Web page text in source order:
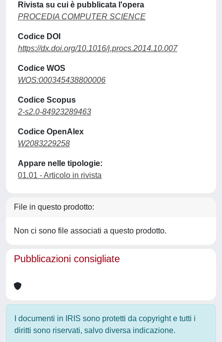
Rivista su cui è pubblicata l'opera
PROCEDIA COMPUTER SCIENCE
Codice DOI
https://dx.doi.org/10.1016/j.procs.2014.10.007
Codice WOS
WOS:000345438800006
Codice Scopus
2-s2.0-84923289463
Codice OpenAlex
W2083229258
Appare nelle tipologie:
01.01 - Articolo in rivista
File in questo prodotto:
Non ci sono file associati a questo prodotto.
Pubblicazioni consigliate
I documenti in IRIS sono protetti da copyright e tutti i
diritti sono riservati, salvo diversa indicazione.